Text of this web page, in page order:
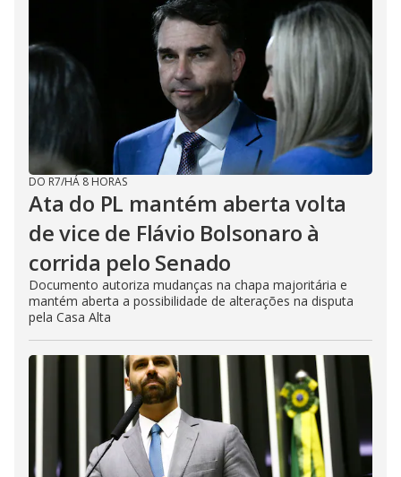
DO R7/HÁ 8 HORAS
Ata do PL mantém aberta volta
de vice de Flávio Bolsonaro à
corrida pelo Senado
Documento autoriza mudanças na chapa majoritária e
mantém aberta a possibilidade de alterações na disputa
pela Casa Alta